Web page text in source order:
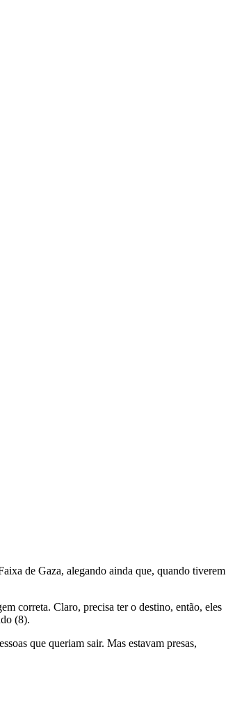
de Gaza, alegando ainda que, quando tiverem
correta. Claro, precisa ter o destino, então, eles
(8).
que queriam sair. Mas estavam presas,